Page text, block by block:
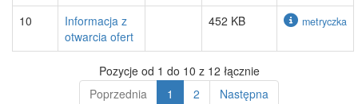
10
Informacja z
otwarcia ofert
452 KB metryczka
Pozycje od 1 do 10 z 12 łącznie
Poprzednia
1 2 Następna